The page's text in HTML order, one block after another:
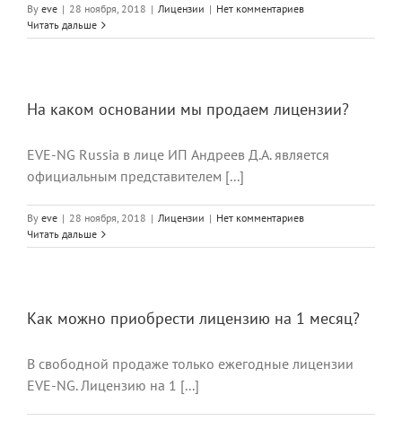
By eve | 28 ноября, 2018 | Лицензии | Нет комментариев
Читать дальше
На каком основании мы продаем лицензии?
EVE-NG Russia в лице ИП Андреев Д.А. является
официальным представителем [...]
By eve | 28 ноября, 2018 | Лицензии | Нет комментариев
Читать дальше
Как можно приобрести лицензию на 1 месяц?
В свободной продаже только ежегодные лицензии
EVE-NG. Лицензию на 1 [...]